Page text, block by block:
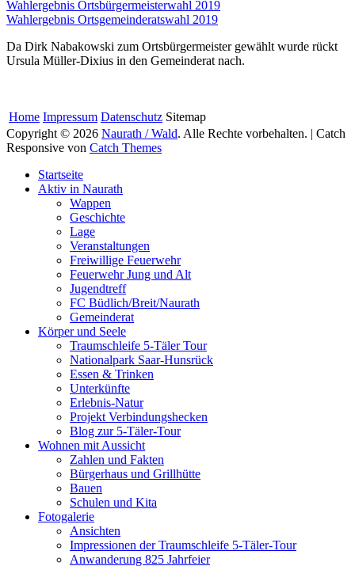
Wahlergebnis Ortsbürgermeisterwahl 2019
Wahlergebnis Ortsgemeinderatswahl 2019
Da Dirk Nabakowski zum Ortsbürgermeister gewählt wurde rückt
Ursula Müller-Dixius in den Gemeinderat nach.
Home Impressum Datenschutz Sitemap
Copyright © 2026 Naurath / Wald. Alle Rechte vorbehalten. | Catch
Responsive von Catch Themes
oben
scrollen
Startseite
Aktiv in Naurath
Wappen
Geschichte
Lage
Veranstaltungen
Freiwillige Feuerwehr
Feuerwehr Jung und Alt
Jugendtreff
FC Büdlich/Breit/Naurath
Gemeinderat
Körper und Seele
Traumschleife 5-Täler Tour
Nationalpark Saar-Hunsrück
Essen & Trinken
Unterkünfte
Erlebnis-Natur
Projekt Verbindungshecken
Blog zur 5-Täler-Tour
Wohnen mit Aussicht
Zahlen und Fakten
Bürgerhaus und Grillhütte
Bauen
Schulen und Kita
Fotogalerie
Ansichten
Impressionen der Traumschleife 5-Täler-Tour
Anwanderung 825 Jahrfeier